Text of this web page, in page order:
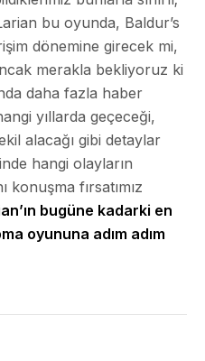
bu oyunda, Baldur’s
dönemine girecek mi,
merakla bekliyoruz ki
daha fazla haber
yıllarda geçeceği,
alacağı gibi detaylar
hangi olayların
konuşma fırsatımız
bugüne kadarki en
oyununa adım adım